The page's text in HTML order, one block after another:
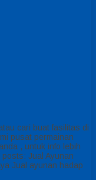
cari buat fasilitas di
pusat permainan
, untuk info lebih
Jual Ayunan
Jual ayunan hadap